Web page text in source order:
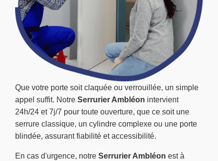
Que votre porte soit claquée ou verrouillée, un simple
appel suffit. Notre Serrurier Ambléon intervient
24h/24 et 7j/7 pour toute ouverture, que ce soit une
serrure classique, un cylindre complexe ou une porte
blindée, assurant fiabilité et accessibilité.
En cas d'urgence, notre Serrurier Ambléon est à